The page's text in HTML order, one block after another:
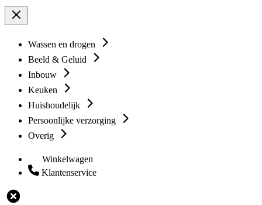
Wassen en drogen
Beeld & Geluid
Inbouw
Keuken
Huishoudelijk
Persoonlijke verzorging
Overig
Winkelwagen
Klantenservice